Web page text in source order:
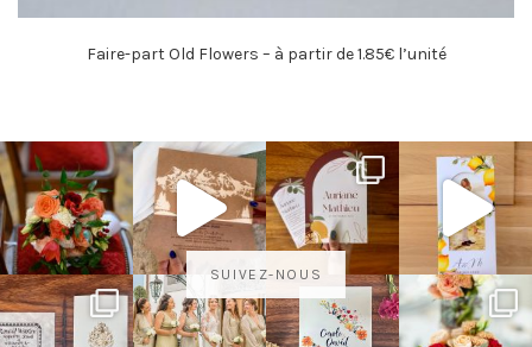
Faire-part Old Flowers – à partir de 1.85€ l’unité
SUIVEZ-NOUS